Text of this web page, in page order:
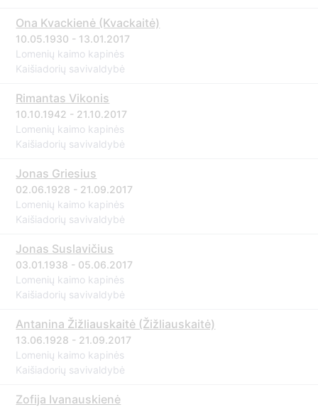
Ona Kvackienė (Kvackaitė)
10.05.1930 - 13.01.2017
Lomenių kaimo kapinės
Kaišiadorių savivaldybė
Rimantas Vikonis
10.10.1942 - 21.10.2017
Lomenių kaimo kapinės
Kaišiadorių savivaldybė
Jonas Griesius
02.06.1928 - 21.09.2017
Lomenių kaimo kapinės
Kaišiadorių savivaldybė
Jonas Suslavičius
03.01.1938 - 05.06.2017
Lomenių kaimo kapinės
Kaišiadorių savivaldybė
Antanina Žižliauskaitė (Žižliauskaitė)
13.06.1928 - 21.09.2017
Lomenių kaimo kapinės
Kaišiadorių savivaldybė
Zofija Ivanauskienė